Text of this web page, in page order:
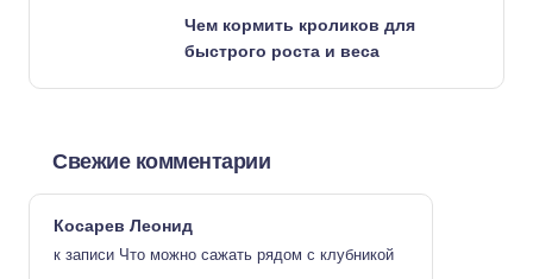
Чем кормить кроликов для
быстрого роста и веса
Свежие комментарии
Косарев Леонид
к записи Что можно сажать рядом с клубникой